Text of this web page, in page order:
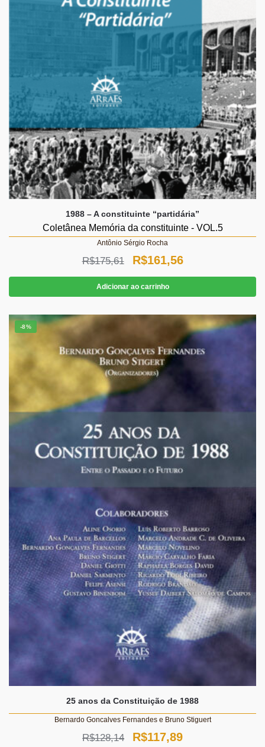
1988 – A constituinte “partidária”
Coletânea Memória da constituinte - VOL.5
Antônio Sérgio Rocha
R$175,61
O
preço
original
era:
R$175,61.
R$161,56O
preço
atual
é:
R$161,56.
Adicionar ao carrinho
-8%
25 anos da Constituição de 1988
Bernardo Goncalves Fernandes e Bruno Stiguert
R$128,14 O
R$117,89O